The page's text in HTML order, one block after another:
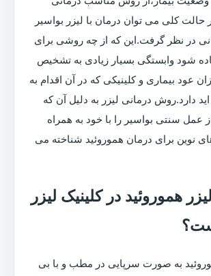
کلی می توان درمان با لیزر بواسیر
در نظر گرفت.این که از چه روشی برای
شود وابستگی بسیار زیادی به تشخیص
عود بیماری و کلینیکی که در آن اقدام به
دارد.روش درمانی لیزر به دلیل آن که
سنتی بواسیر را با خود به همراه
نوین برای درمان هموروئید شناخته می
هموروئید در کلینیک لیزر
به صورت سرپایی در مطب و با بی